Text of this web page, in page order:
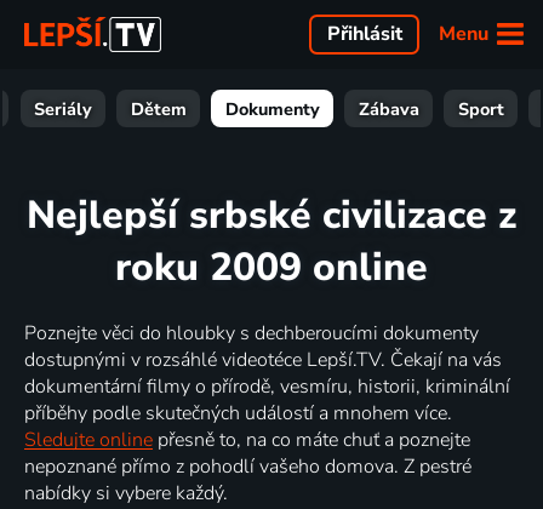
Menu
Přihlásit
Seriály Dětem Dokumenty Zábava Sport
Nejlepší srbské civilizace z
roku 2009 online
Poznejte věci do hloubky s dechberoucími dokumenty
dostupnými v rozsáhlé videotéce Lepší.TV. Čekají na vás
dokumentární filmy o přírodě, vesmíru, historii, kriminální
příběhy podle skutečných událostí a mnohem více.
Sledujte online přesně to, na co máte chuť a poznejte
nepoznané přímo z pohodlí vašeho domova. Z pestré
nabídky si vybere každý.